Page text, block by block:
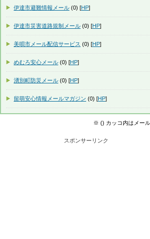
伊達市避難情報メール (0) [HP]
伊達市災害道路規制メール (0) [HP]
美唄市メール配信サービス (0) [HP]
めむろ安心メール (0) [HP]
湧別町防災メール (0) [HP]
留萌安心情報メールマガジン (0) [HP]
※ () カッコ内はメー
スポンサーリンク